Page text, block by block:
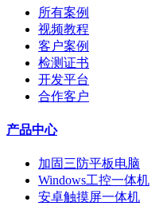
所有案例
视频教程
客户案例
检测证书
开发平台
合作客户
产品中心
加固三防平板电脑
Windows工控一体机
安卓触摸屏一体机